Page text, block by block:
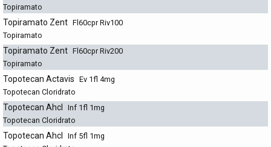
Topiramato
Topiramato Zent Fl60cpr Riv100
Topiramato
Topiramato Zent Fl60cpr Riv200
Topiramato
Topotecan Actavis Ev 1fl 4mg
Topotecan Cloridrato
Topotecan Ahcl
Inf 1fl 1mg
Topotecan Cloridrato
Topotecan Ahcl
Inf 5fl 1mg